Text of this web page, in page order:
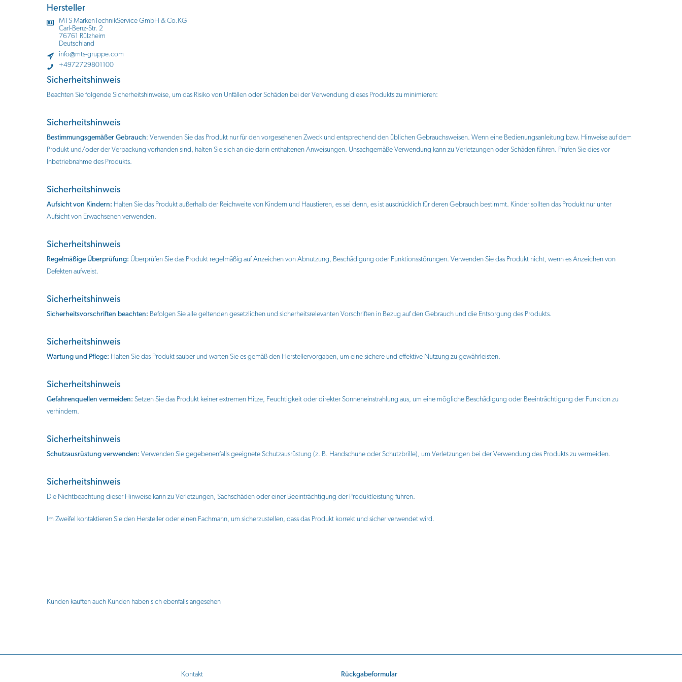
Hersteller
MTS MarkenTechnikService GmbH & Co.KG
Carl-Benz-Str. 2
76761 Rülzheim
Deutschland
info@mts-gruppe.com
+4972729801100
Sicherheitshinweis
Beachten Sie folgende Sicherheitshinweise, um das Risiko von Unfällen oder Schäden bei der Verwendung dieses Produkts zu minimieren:
Sicherheitshinweis
Bestimmungsgemäßer Gebrauch: Verwenden Sie das Produkt nur für den vorgesehenen Zweck und entsprechend den üblichen Gebrauchsweisen. Wenn eine Bedienungsanleitung bzw. Hinweise auf dem
Produkt und/oder der Verpackung vorhanden sind, halten Sie sich an die darin enthaltenen Anweisungen. Unsachgemäße Verwendung kann zu Verletzungen oder Schäden führen. Prüfen Sie dies vor
Inbetriebnahme des Produkts.
Sicherheitshinweis
Aufsicht von Kindern: Halten Sie das Produkt außerhalb der Reichweite von Kindern und Haustieren, es sei denn, es ist ausdrücklich für deren Gebrauch bestimmt. Kinder sollten das Produkt nur unter
Aufsicht von Erwachsenen verwenden.
Sicherheitshinweis
Regelmäßige Überprüfung: Überprüfen Sie das Produkt regelmäßig auf Anzeichen von Abnutzung, Beschädigung oder Funktionsstörungen. Verwenden Sie das Produkt nicht, wenn es Anzeichen von
Defekten aufweist.
Sicherheitshinweis
Sicherheitsvorschriften beachten: Befolgen Sie alle geltenden gesetzlichen und sicherheitsrelevanten Vorschriften in Bezug auf den Gebrauch und die Entsorgung des Produkts.
Sicherheitshinweis
Wartung und Pflege: Halten Sie das Produkt sauber und warten Sie es gemäß den Herstellervorgaben, um eine sichere und effektive Nutzung zu gewährleisten.
Sicherheitshinweis
Gefahrenquellen vermeiden: Setzen Sie das Produkt keiner extremen Hitze, Feuchtigkeit oder direkter Sonneneinstrahlung aus, um eine mögliche Beschädigung oder Beeinträchtigung der Funktion zu
verhindern.
Sicherheitshinweis
Schutzausrüstung verwenden: Verwenden Sie gegebenenfalls geeignete Schutzausrüstung (z. B. Handschuhe oder Schutzbrille), um Verletzungen bei der Verwendung des Produkts zu vermeiden.
Sicherheitshinweis
Die Nichtbeachtung dieser Hinweise kann zu Verletzungen, Sachschäden oder einer Beeinträchtigung der Produktleistung führen.
Im Zweifel kontaktieren Sie den Hersteller oder einen Fachmann, um sicherzustellen, dass das Produkt korrekt und sicher verwendet wird.
Kunden kauften auch Kunden haben sich ebenfalls angesehen
Kontakt Rückgabeformular